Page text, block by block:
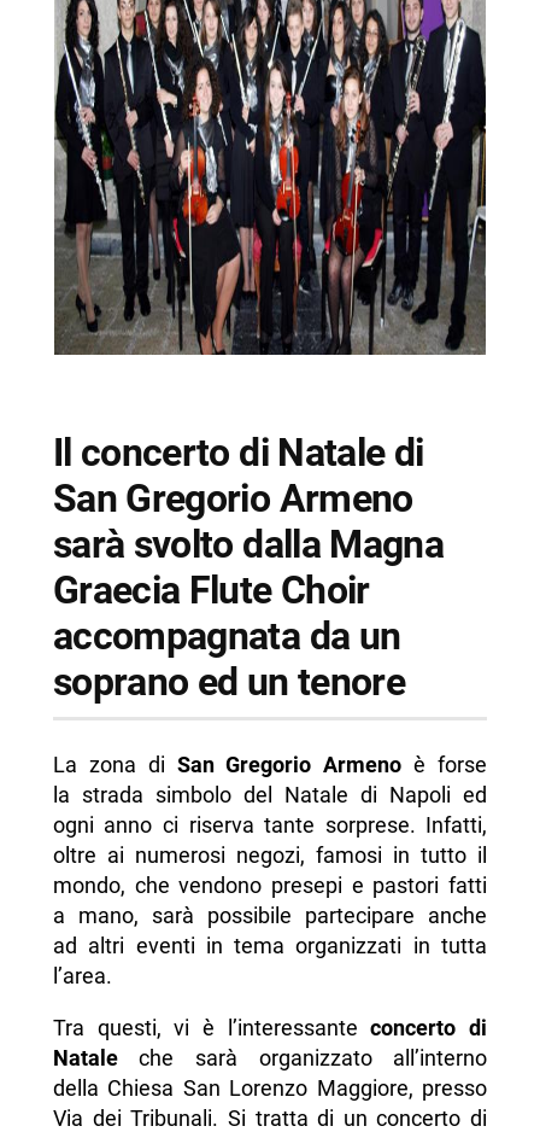
Il concerto di Natale di
San Gregorio Armeno
sarà svolto dalla Magna
Graecia Flute Choir
accompagnata da un
soprano ed un tenore
La zona di San Gregorio Armeno è forse
la strada simbolo del Natale di Napoli ed
ogni anno ci riserva tante sorprese. Infatti,
oltre ai numerosi negozi, famosi in tutto il
mondo, che vendono presepi e pastori fatti
a mano, sarà possibile partecipare anche
ad altri eventi in tema organizzati in tutta
l’area.
Tra questi, vi è l’interessanteconcerto di
Nataleche sarà organizzato all’interno
della Chiesa San Lorenzo Maggiore, presso
Via dei Tribunali. Si tratta di un concerto di